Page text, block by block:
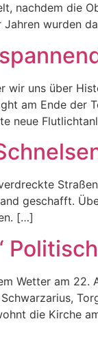
nachdem die
wurden
uns über
am Ende der
neue
geschafft.
[…]
Wetter am 22.
die Kirche